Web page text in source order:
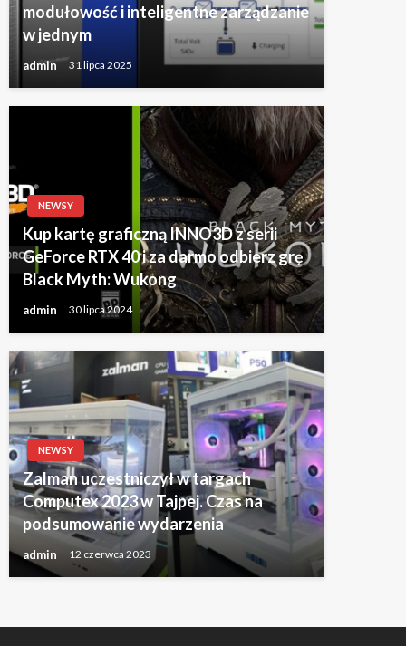
modułowość i inteligentne zarządzanie
w jednym
admin 31 lipca 2025
NEWSY
Kup kartę graficzną INNO3D z serii
GeForce RTX 40 i za darmo odbierz grę
Black Myth: Wukong
admin 30 lipca 2024
NEWSY
Zalman uczestniczył w targach
Computex 2023 w Tajpej. Czas na
podsumowanie wydarzenia
admin 12 czerwca 2023